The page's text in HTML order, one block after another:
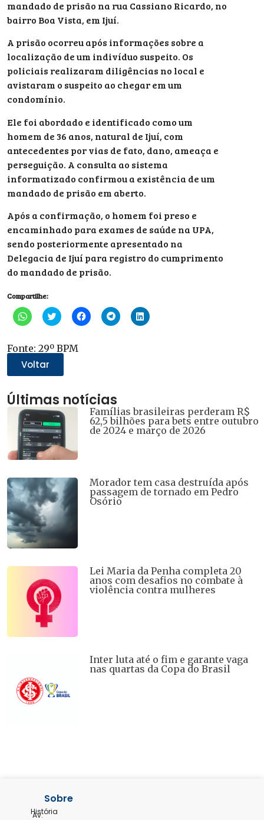
mandado de prisão na rua Cassiano Ricardo, no
bairro Boa Vista, em Ijuí.
A prisão ocorreu após informações sobre a
localização de um indivíduo suspeito. Os
policiais realizaram diligências no local e
avistaram o suspeito ao chegar em um
condomínio.
Ele foi abordado e identificado como um
homem de 36 anos, natural de Ijuí, com
antecedentes por vias de fato, dano, ameaça e
perseguição. A consulta ao sistema
informatizado confirmou a existência de um
mandado de prisão em aberto.
Após a confirmação, o homem foi preso e
encaminhado para exames de saúde na UPA,
sendo posteriormente apresentado na
Delegacia de Ijuí para registro do cumprimento
do mandado de prisão.
Compartilhe:
Clique
para
WhatsApp(abre
em
nova
janela)
Clique
para
Twitter(abre
em
Clique
para
Clique
para
Clique
para
Fonte: 29º BPM
Voltar
Últimas notícias
Famílias brasileiras perderam R$
62,5 bilhões para bets entre outubro
de 2024 e março de 2026
Morador tem casa destruída após
passagem de tornado em Pedro
Osório
Lei Maria da Penha completa 20
anos com desafios no combate à
violência contra mulheres
Inter luta até o fim e garante vaga
nas quartas da Copa do Brasil
Av.
Sobre
História